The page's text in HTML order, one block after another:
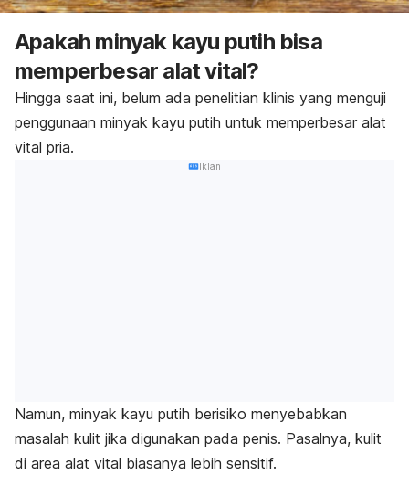
Apakah minyak kayu putih bisa
memperbesar alat vital?
Hingga saat ini, belum ada penelitian klinis yang menguji
penggunaan minyak kayu putih untuk memperbesar alat
vital pria.
Iklan
Namun, minyak kayu putih berisiko menyebabkan
masalah kulit jika digunakan pada penis. Pasalnya, kulit
di area alat vital biasanya lebih sensitif.